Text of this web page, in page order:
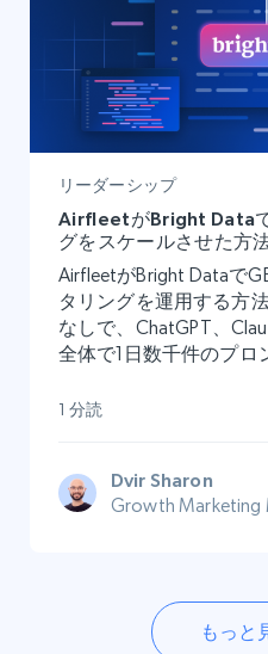
リーダーシップ
AirfleetがBright Data
グをスケールさせた方
AirfleetがBright Dataで
タリングを運用する方
なしで、ChatGPT、
全体で1日数千件のプロ
1 分読
Dvir Sharon
Growth Marketing
もっと